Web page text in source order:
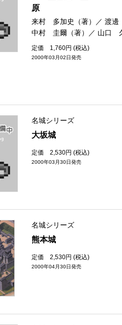
原
来村 多加史（著） ／ 渡邊
中村 圭爾（著）
／ 山口
定価 1,760円 (税込)
2000年03月02日発売
名城シリーズ
大坂
定価 2,530円 (税込)
2000年03月30日発売
名城シリーズ
熊本
定価 2,530円 (税込)
2000年04月30日発売